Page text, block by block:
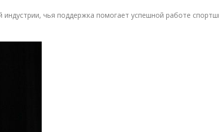
чья поддержка помогает успешной работе